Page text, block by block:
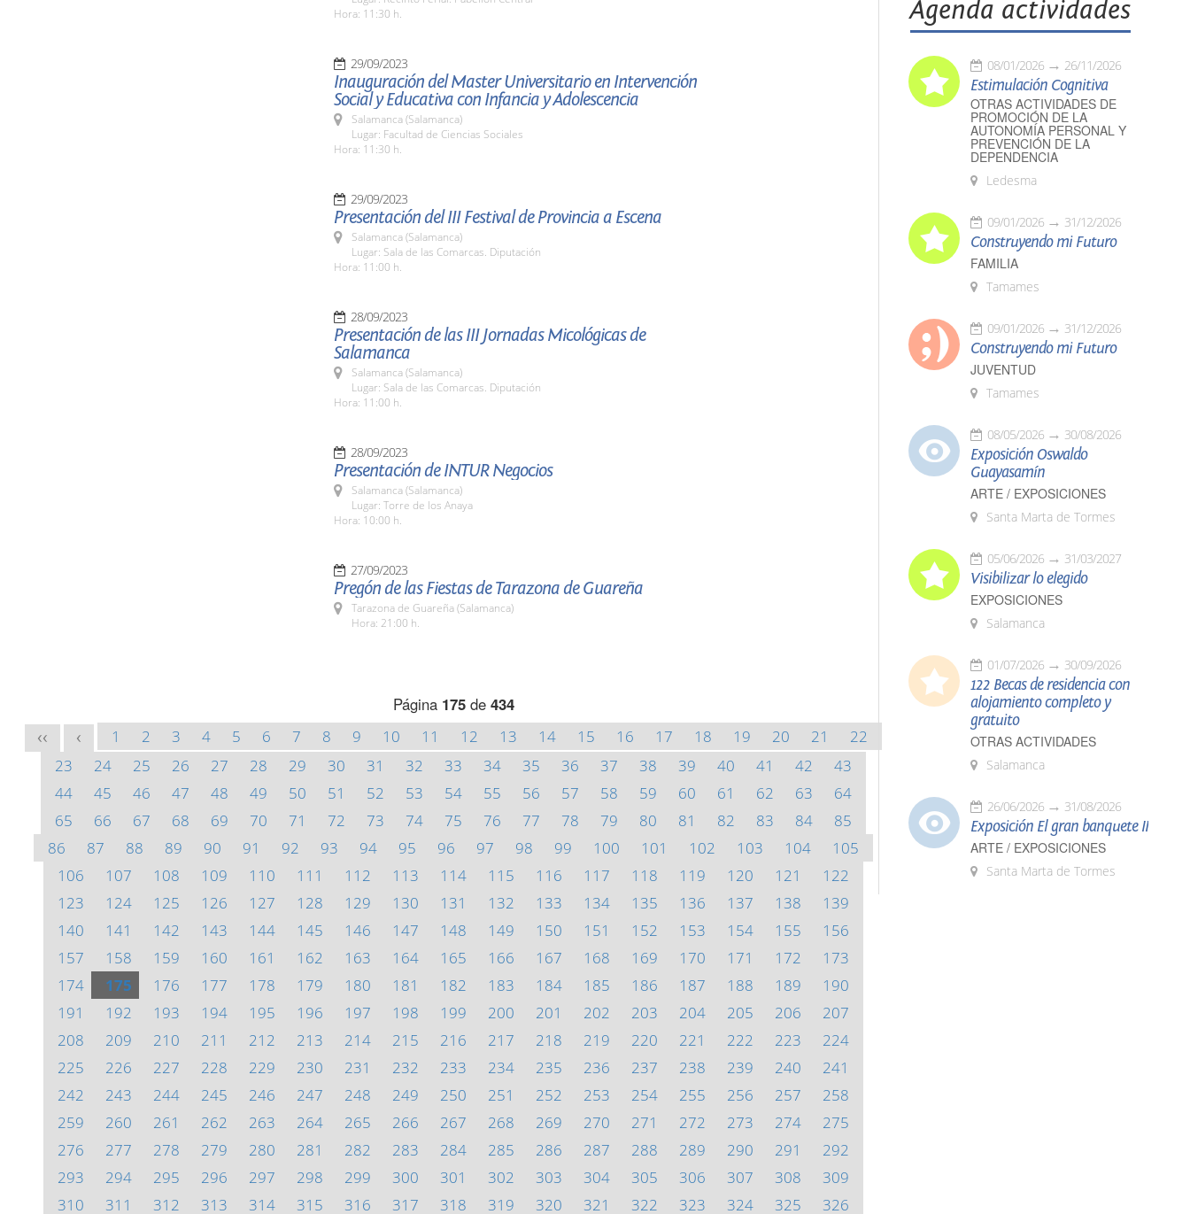
Hora: 11:30 h.
29/09/2023
Inauguración del Master Universitario en Intervención
Social y Educativa con Infancia y Adolescencia
Salamanca (Salamanca)
Lugar: Facultad de Ciencias Sociales
Hora: 11:30 h.
29/09/2023
Presentación del III Festival de Provincia a Escena
Salamanca (Salamanca)
Lugar: Sala de las Comarcas. Diputación
Hora: 11:00 h.
28/09/2023
Presentación de las III Jornadas Micológicas de
Salamanca
Salamanca (Salamanca)
Lugar: Sala de las Comarcas. Diputación
Hora: 11:00 h.
28/09/2023
Presentación de INTUR Negocios
Salamanca (Salamanca)
Lugar: Torre de los Anaya
Hora: 10:00 h.
27/09/2023
Pregón de las Fiestas de Tarazona de Guareña
Tarazona de Guareña (Salamanca)
Hora: 21:00 h.
Página 175de 434
<< < 1 2 3 4 5 6 7 8 9 10 11 12 13 14 15 16 17 18 19 20 21
22
23
24 25 26 27 28 29 30 31 32 33 34 35 36 37 38 39 40 41 42
43
44
45 46 47 48 49 50 51 52 53 54 55 56 57 58 59 60 61 62 63
64
65
66 67 68 69 70 71 72 73 74 75 76 77 78 79 80 81 82 83 84
85
86
87 88 89 90 91 92 93 94 95 96 97 98 99 100 101 102 103 104
105
106
107 108 109 110 111 112 113 114 115 116 117 118 119 120 121
122
123
124 125 126 127 128 129 130 131 132 133 134 135 136 137 138
139
140
141 142 143 144 145 146 147 148 149 150 151 152 153 154 155
156
157
158 159 160 161 162 163 164 165 166 167 168 169 170 171 172
173
174
175 176 177 178 179 180 181 182 183 184 185 186 187 188 189
190
191
192 193 194 195 196 197 198 199 200 201 202 203 204 205 206
207
208
209 210 211 212 213 214 215 216 217 218 219 220 221 222 223
224
225
226 227 228 229 230 231 232 233 234 235 236 237 238 239 240
241
242
243 244 245 246 247 248 249 250 251 252 253 254 255 256 257
258
259
260 261 262 263 264 265 266 267 268 269 270 271 272 273 274
275
276
277 278 279 280 281 282 283 284 285 286 287 288 289 290 291
292
293
294 295 296 297 298 299 300 301 302 303 304 305 306 307 308
309
310
311 312 313 314 315 316 317 318 319 320 321 322 323 324 325 326
Agenda actividades
08/01/2026 26/11/2026
Estimulación Cognitiva
OTRAS ACTIVIDADES DE
PROMOCIÓN DE LA
AUTONOMÍA PERSONAL Y
PREVENCIÓN DE LA
DEPENDENCIA
Ledesma
09/01/2026 31/12/2026
Construyendo mi Futuro
FAMILIA
Tamames
09/01/2026 31/12/2026
Construyendo mi Futuro
JUVENTUD
Tamames
08/05/2026 30/08/2026
Exposición Oswaldo
Guayasamín
ARTE / EXPOSICIONES
Santa Marta de Tormes
05/06/2026 31/03/2027
Visibilizar lo elegido
EXPOSICIONES
Salamanca
01/07/2026 30/09/2026
122 Becas de residencia con
alojamiento completo y
gratuito
OTRAS ACTIVIDADES
Salamanca
26/06/2026 31/08/2026
Exposición El gran banquete II
ARTE / EXPOSICIONES
Santa Marta de Tormes